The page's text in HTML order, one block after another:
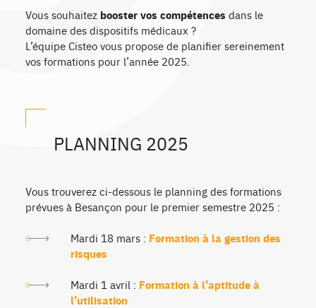
Vous souhaitez booster vos compétences dans le
domaine des dispositifs médicaux ?
L’équipe Cisteo vous propose de planifier sereinement
vos formations pour l’année 2025.
PLANNING 2025
Vous trouverez ci-dessous le planning des formations
prévues à Besançon pour le premier semestre 2025 :
Mardi 18 mars : Formation à la gestion des
risques
Mardi 1 avril : Formation à l’aptitude à
l’utilisation